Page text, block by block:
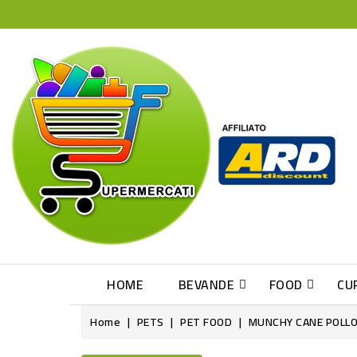
HOME BEVANDE FOOD
Home PETS PET FOOD MUNCHY CANE